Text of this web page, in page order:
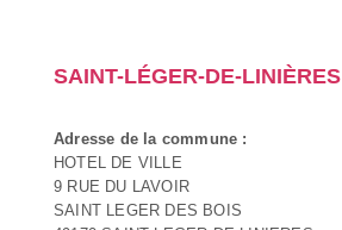
SAINT-LÉGER-DE-LINIÈRES
Adresse de la commune :
HOTEL DE VILLE
9 RUE DU LAVOIR
SAINT LEGER DES BOIS